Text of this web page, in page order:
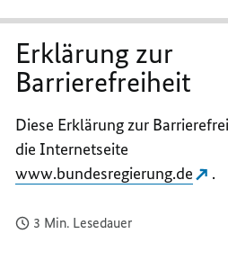
Erklärung zur
Barrierefreiheit
Diese Erklärung zur
die Internetseite
www.bundesregierung.de
.
3 Min. Lesedauer